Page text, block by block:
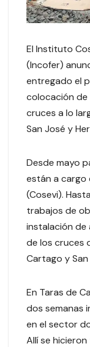
El Instituto
(Incofer)
entregado el
colocación
cruces a lo
San José y
Desde mayo
están a cargo
(Cosevi).
trabajos de
instalación de
de los cruces
Cartago y San
En Taras de
dos semanas
en el sector
Allí se